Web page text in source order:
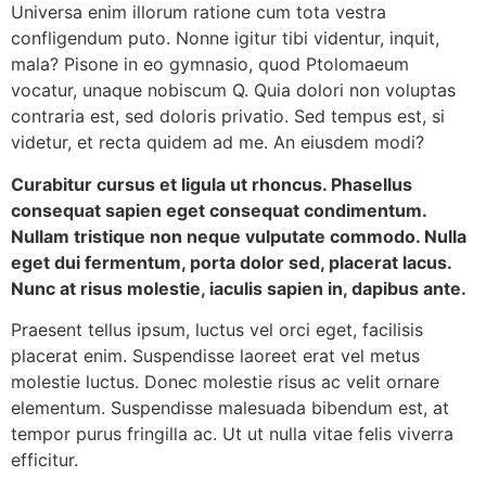
Universa enim illorum ratione cum tota vestra
confligendum puto. Nonne igitur tibi videntur, inquit,
mala? Pisone in eo gymnasio, quod Ptolomaeum
vocatur, unaque nobiscum Q. Quia dolori non voluptas
contraria est, sed doloris privatio. Sed tempus est, si
videtur, et recta quidem ad me. An eiusdem modi?
Curabitur cursus et ligula ut rhoncus. Phasellus
consequat sapien eget consequat condimentum.
Nullam tristique non neque vulputate commodo. Nulla
eget dui fermentum, porta dolor sed, placerat lacus.
Nunc at risus molestie, iaculis sapien in, dapibus ante.
Praesent tellus ipsum, luctus vel orci eget, facilisis
placerat enim. Suspendisse laoreet erat vel metus
molestie luctus. Donec molestie risus ac velit ornare
elementum. Suspendisse malesuada bibendum est, at
tempor purus fringilla ac. Ut ut nulla vitae felis viverra
efficitur.